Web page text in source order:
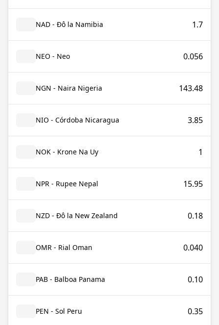
NAD - Đô la Namibia 1.7
NEO - Neo 0.056
NGN - Naira Nigeria 143.48
NIO - Córdoba Nicaragua 3.85
NOK - Krone Na Uy 1
NPR - Rupee Nepal 15.95
NZD - Đô la New Zealand 0.18
OMR - Rial Oman 0.040
PAB - Balboa Panama 0.10
PEN - Sol Peru 0.35